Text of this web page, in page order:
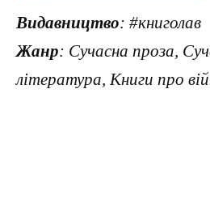
Видавництво: #книголав
Жанр: Сучасна проза,
література, Книги про